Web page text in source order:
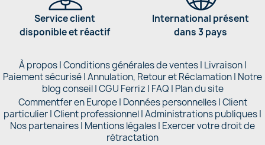
Service client
disponible et réactif
International présent
dans 3 pays
À propos|Conditions générales de ventes| Livraison|
Paiement sécurisé|Annulation, Retour et Réclamation| Notre
blog conseil|CGU Ferriz | FAQ | Plan du site
Commentfer en Europe| Données personnelles|Client
particulier|Client professionnel|Administrations publiques|
Nos partenaires | Mentions légales| Exercer votre droit de
rétractation